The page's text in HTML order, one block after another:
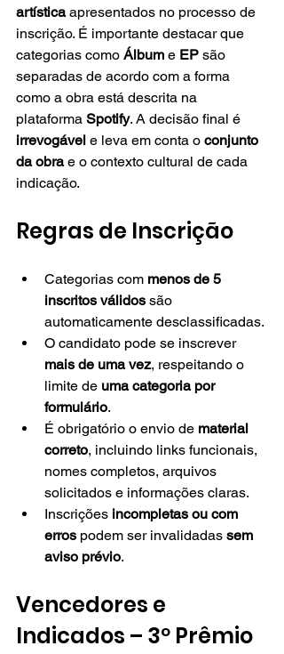
artística apresentados no processo de
inscrição. É importante destacar que
categorias como Álbum e EP são
separadas de acordo com a forma
como a obra está descrita na
plataforma Spotify. A decisão final é
irrevogável e leva em conta o conjunto
da obra e o contexto cultural de cada
indicação.
Regras de Inscrição
Categorias com menos de 5
inscritos válidos são
automaticamente desclassificadas.
O candidato pode se inscrever
mais de uma vez, respeitando o
limite de uma categoria por
formulário.
É obrigatório o envio de material
correto, incluindo links funcionais,
nomes completos, arquivos
solicitados e informações claras.
Inscrições incompletas ou com
erros podem ser invalidadas sem
aviso prévio.
Vencedores e
Indicados – 3º Prêmio